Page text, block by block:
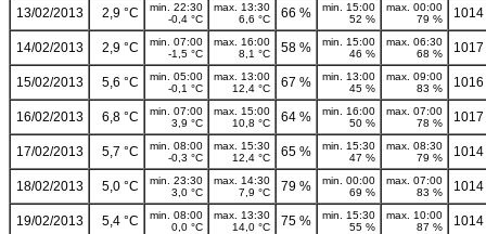
13/02/2013 2,9 °C
min. 22:30
-0,4 °C
max. 13:30
6,6 °C
66 %
min. 15:00
52 %
max. 00:00
79 %
14/02/2013 2,9 °C
min. 07:00
-1,5 °C
max. 16:00
8,1 °C
58 %
min. 15:00
46 %
max. 06:30
68 %
15/02/2013 5,6 °C
min. 05:00
-0,1 °C
max. 13:00
12,4 °C
67 %
min. 13:00
45 %
max. 09:00
83 %
16/02/2013 6,8 °C
min. 07:00
3,9 °C
max. 15:00
10,8 °C
64 %
min. 16:00
50 %
max. 07:00
78 %
17/02/2013 5,7 °C
min. 08:00
-0,3 °C
max. 15:30
12,4 °C
65 %
min. 15:30
47 %
max. 08:30
79 %
18/02/2013 5,0 °C
min. 23:30
3,0 °C
max. 14:30
7,9 °C
79 %
min. 00:00
69 %
max. 07:00
83 %
19/02/2013 5,4 °C
min. 08:00
0,0 °C
max. 13:30
14,0 °C
75 %
min. 15:30
55 %
max. 10:00
87 %